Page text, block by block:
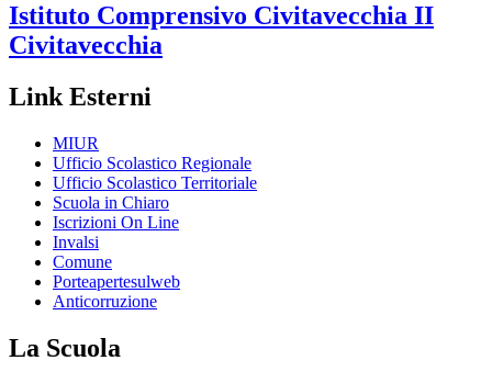
Istituto Comprensivo Civitavecchia II
Civitavecchia
Link Esterni
MIUR
Ufficio Scolastico Regionale
Ufficio Scolastico Territoriale
Scuola in Chiaro
Iscrizioni On Line
Invalsi
Comune
Porteapertesulweb
Anticorruzione
La Scuola